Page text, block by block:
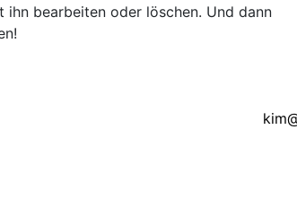
ihn bearbeiten oder löschen. Und dann